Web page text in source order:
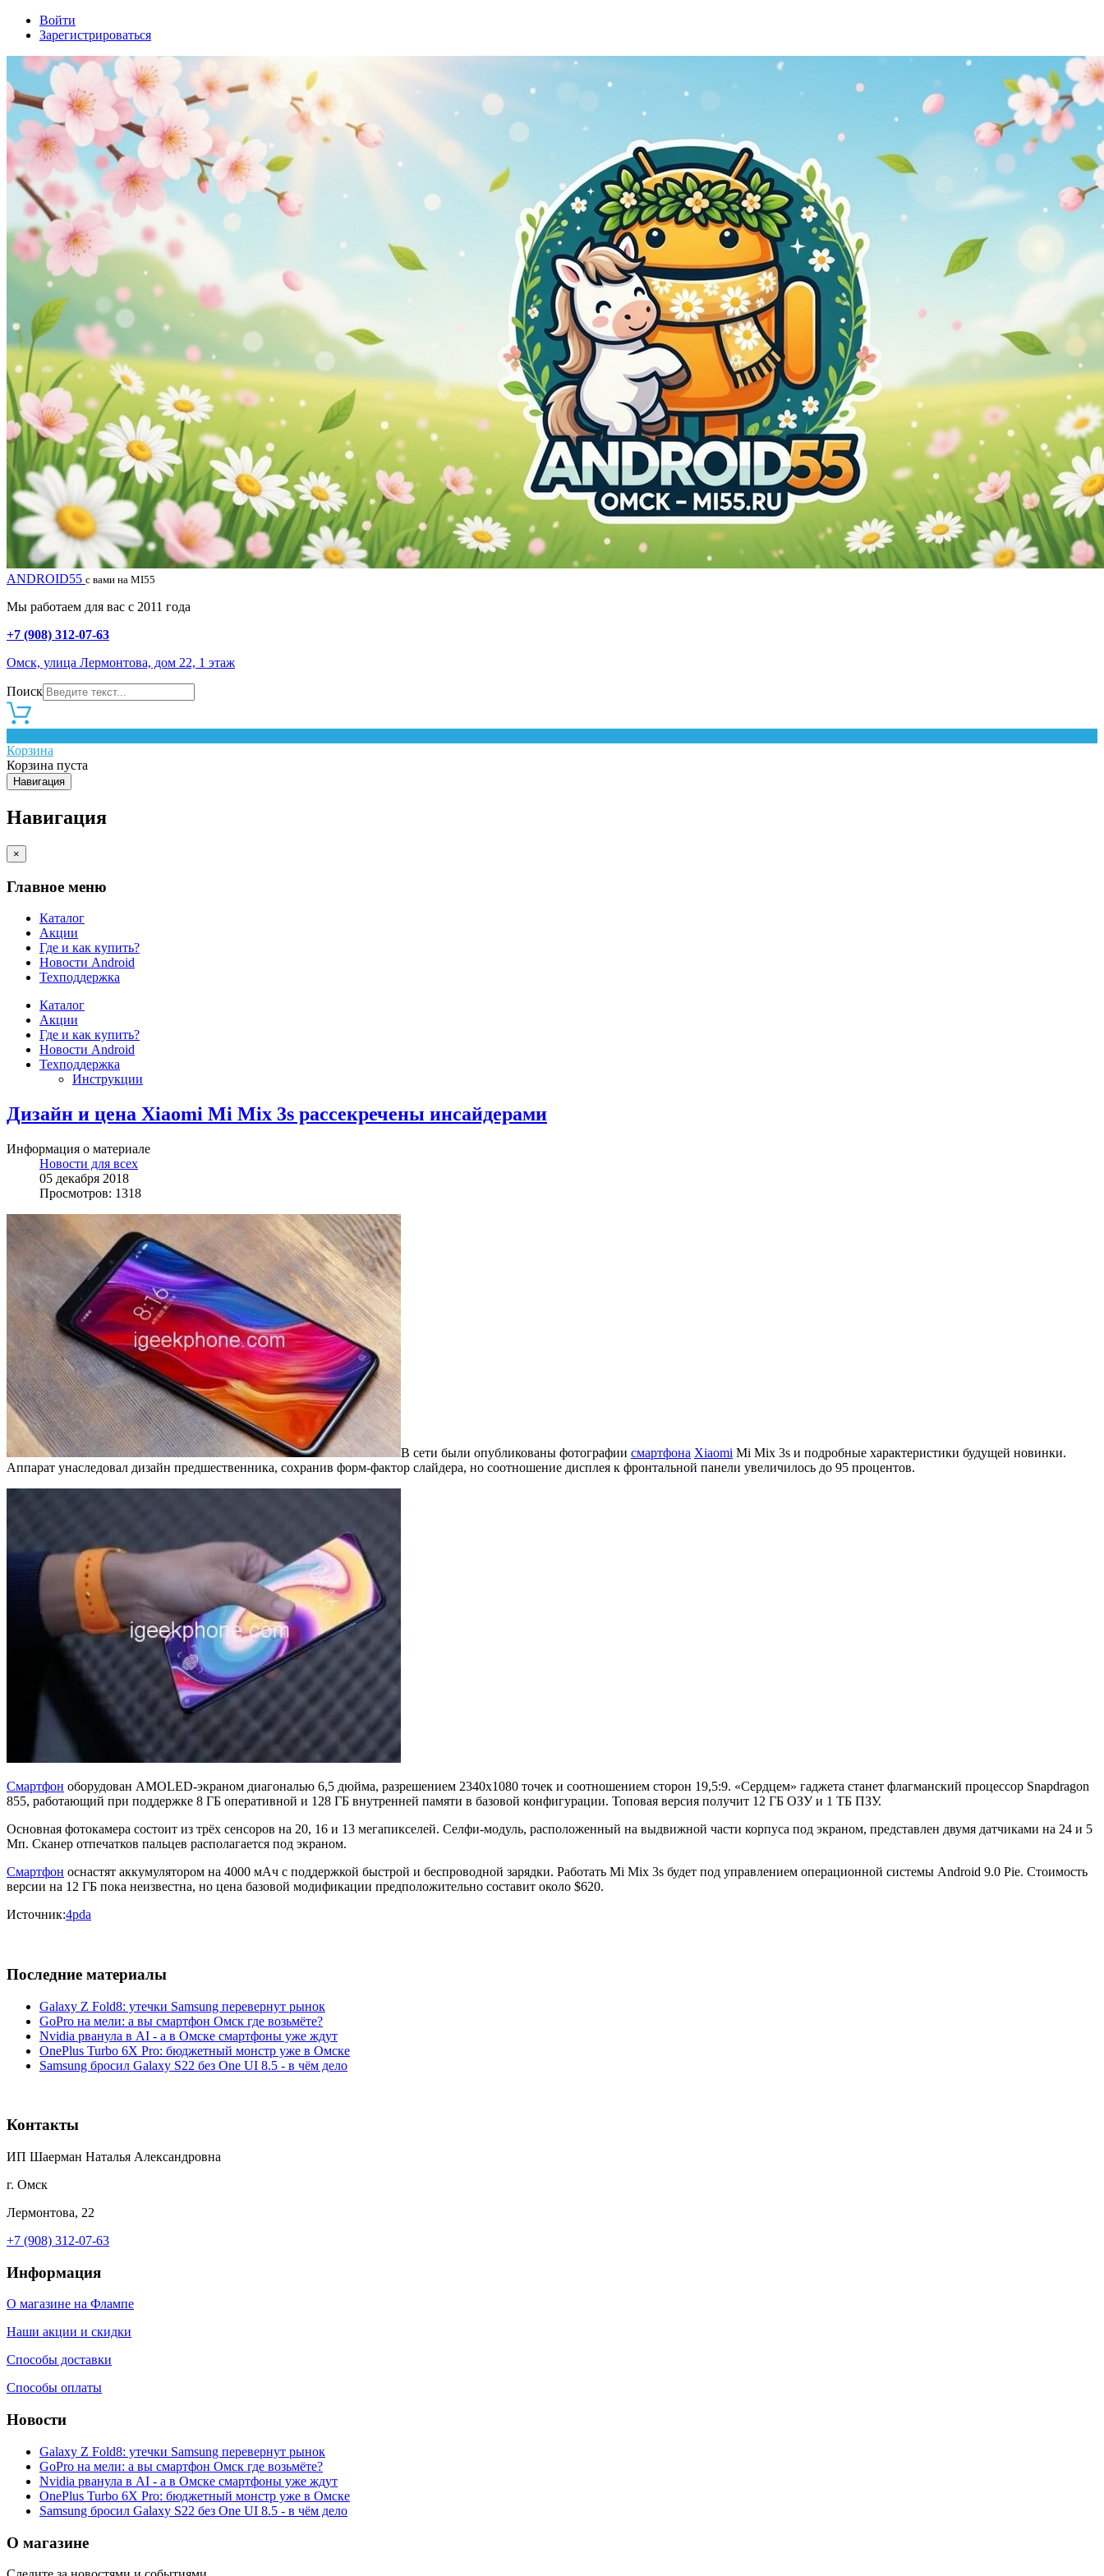
Войти
Зарегистрироваться
ANDROID55 с вами на MI55
Мы работаем для вас с 2011 года
+7 (908) 312-07-63
Омск, улица Лермонтова, дом 22, 1 этаж
Поиск
Корзина
Корзина пуста
Навигация
Навигация
×
Главное меню
Каталог
Акции
Где и как купить?
Новости Android
Техподдержка
Каталог
Акции
Где и как купить?
Новости Android
Техподдержка
Инструкции
Дизайн и цена Xiaomi Mi Mix 3s рассекречены инсайдерами
Информация о материале
Новости для всех
05 декабря 2018
Просмотров: 1318
В сети были опубликованы фотографии смартфона Xiaomi Mi Mix 3s и подробные характеристики будущей новинки.
Аппарат унаследовал дизайн предшественника, сохранив форм-фактор слайдера, но соотношение дисплея к фронтальной панели увеличилось до 95 процентов.
Смартфон оборудован AMOLED-экраном диагональю 6,5 дюйма, разрешением 2340x1080 точек и соотношением сторон 19,5:9. «Сердцем» гаджета станет флагманский процессор Snapdragon
855, работающий при поддержке 8 ГБ оперативной и 128 ГБ внутренней памяти в базовой конфигурации. Топовая версия получит 12 ГБ ОЗУ и 1 ТБ ПЗУ.
Основная фотокамера состоит из трёх сенсоров на 20, 16 и 13 мегапикселей. Селфи-модуль, расположенный на выдвижной части корпуса под экраном, представлен двумя датчиками на 24 и 5
Мп. Сканер отпечатков пальцев располагается под экраном.
Смартфон оснастят аккумулятором на 4000 мАч с поддержкой быстрой и беспроводной зарядки. Работать Mi Mix 3s будет под управлением операционной системы Android 9.0 Pie. Стоимость
версии на 12 ГБ пока неизвестна, но цена базовой модификации предположительно составит около $620.
Источник:4pda
Последние материалы
Galaxy Z Fold8: утечки Samsung перевернут рынок
GoPro на мели: а вы смартфон Омск где возьмёте?
Nvidia рванула в AI - а в Омске смартфоны уже ждут
OnePlus Turbo 6X Pro: бюджетный монстр уже в Омске
Samsung бросил Galaxy S22 без One UI 8.5 - в чём дело
Контакты
ИП Шаерман Наталья Александровна
г. Омск
Лермонтова, 22
+7 (908) 312-07-63
Информация
О магазине на Флампе
Наши акции и скидки
Способы доставки
Способы оплаты
Новости
Galaxy Z Fold8: утечки Samsung перевернут рынок
GoPro на мели: а вы смартфон Омск где возьмёте?
Nvidia рванула в AI - а в Омске смартфоны уже ждут
OnePlus Turbo 6X Pro: бюджетный монстр уже в Омске
Samsung бросил Galaxy S22 без One UI 8.5 - в чём дело
О магазине